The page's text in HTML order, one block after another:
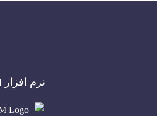
نرم افزار CRM